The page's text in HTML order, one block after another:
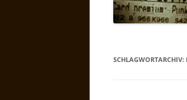
SCHLAGWORTARCHIV: